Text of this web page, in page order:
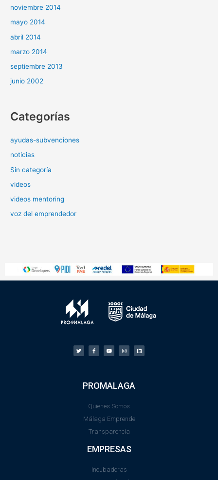
noviembre 2014
mayo 2014
abril 2014
marzo 2014
septiembre 2013
junio 2002
Categorías
ayudas-subvenciones
noticias
Sin categoría
videos
videos mentoring
voz del emprendedor
PROMALAGA
Quienes Somos
Málaga Emprende
Transparencia
EMPRESAS
Incubadoras